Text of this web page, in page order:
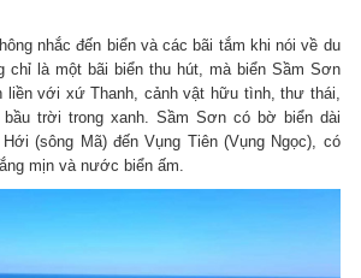
nhắc đến biển và các bãi tắm khi nói về du
chỉ là một bãi biển thu hút, mà biển Sầm Sơn
liền với xứ Thanh, cảnh vật hữu tình, thư thái,
trời trong xanh. Sầm Sơn có bờ biển dài
(sông Mã) đến Vụng Tiên (Vụng Ngọc), có
mịn và nước biển ấm.